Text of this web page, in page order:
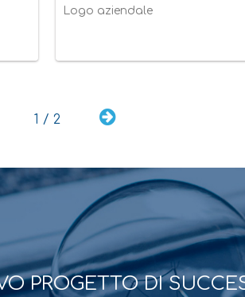
Logo aziendale
1 / 2
PROGETTO DI